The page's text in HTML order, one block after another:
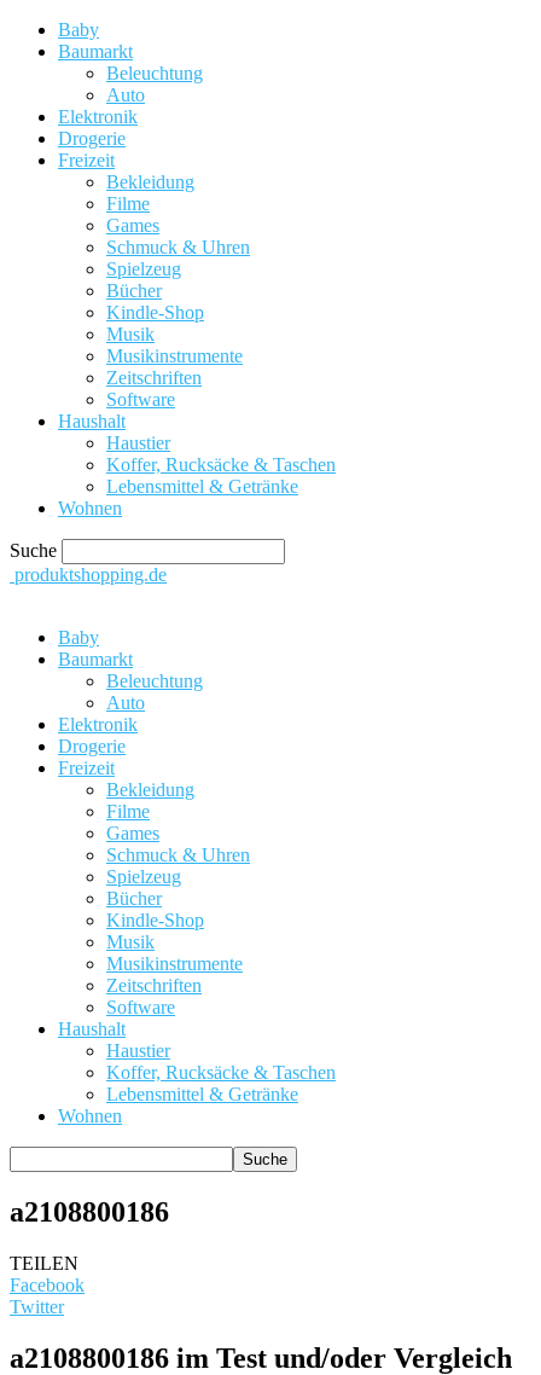
Baby
Baumarkt
Beleuchtung
Auto
Elektronik
Drogerie
Freizeit
Bekleidung
Filme
Games
Schmuck & Uhren
Spielzeug
Bücher
Kindle-Shop
Musik
Musikinstrumente
Zeitschriften
Software
Haushalt
Haustier
Koffer, Rucksäcke & Taschen
Lebensmittel & Getränke
Wohnen
Suche
produktshopping.de
Baby
Baumarkt
Beleuchtung
Auto
Elektronik
Drogerie
Freizeit
Bekleidung
Filme
Games
Schmuck & Uhren
Spielzeug
Bücher
Kindle-Shop
Musik
Musikinstrumente
Zeitschriften
Software
Haushalt
Haustier
Koffer, Rucksäcke & Taschen
Lebensmittel & Getränke
Wohnen
a2108800186
TEILEN
Facebook
Twitter
a2108800186 im Test und/oder Vergleich